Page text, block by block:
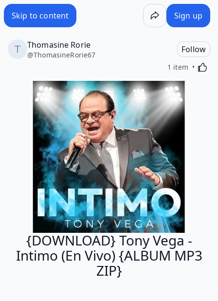
Skip to content Sign up
Thomasine Rorie
@ThomasineRorie67
Follow
1 item
{DOWNLOAD} Tony Vega -
Intimo (En Vivo) {ALBUM MP3
ZIP}